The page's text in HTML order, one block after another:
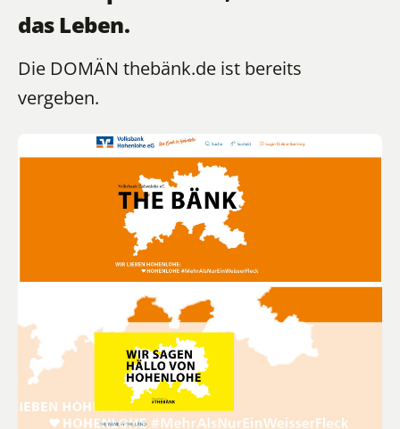
das Leben.
Die DOMÄN thebänk.de ist bereits
vergeben.